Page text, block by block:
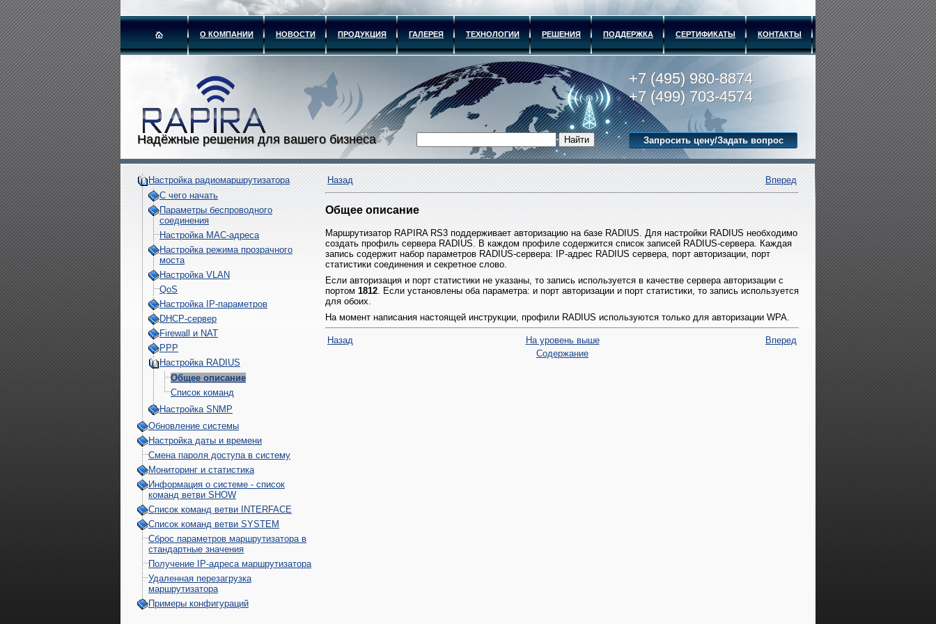
О КОМПАНИИ НОВОСТИ ПРОДУКЦИЯ ГАЛЕРЕЯ ТЕХНОЛОГИИ РЕШЕНИЯ ПОДДЕРЖКА СЕРТИФИКАТЫ КОНТАКТЫ
Надёжные решения для вашего бизнеса
+7 (495) 980-8874
+7 (499) 703-4574
Запросить цену/Задать вопрос
Настройка радиомаршрутизатора
С чего начать
Параметры беспроводного
соединения
Настройка МАС-адреса
Настройка режима прозрачного
моста
Настройка VLAN
QoS
Настройка IP-параметров
DHCP-сервер
Firewall и NAT
PPP
Настройка RADIUS
Общее описание
Список команд
Настройка SNMP
Обновление системы
Настройка даты и времени
Смена пароля доступа в систему
Мониторинг и статистика
Информация о системе - cписок
команд ветви SHOW
Список команд ветви INTERFACE
Список команд ветви SYSTEM
Сброс параметров маршрутизатора в
стандартные значения
Получение IP-адреса маршрутизатора
Удаленная перезагрузка
маршрутизатора
Примеры конфигураций
Назад Вперед
Общее описание
Маршрутизатор RAPIRA RS3 поддерживает авторизацию на базе RADIUS. Для настройки RADIUS необходимо
создать профиль сервера RADIUS. В каждом профиле содержится список записей RADIUS-сервера. Каждая
запись содержит набор параметров RADIUS-сервера: IP-адрес RADIUS сервера, порт авторизации, порт
статистики соединения и секретное слово.
Если авторизация и порт статистики не указаны, то запись используется в качестве сервера авторизации с
портом 1812 . Если установлены оба параметра: и порт авторизации и порт статистики, то запись используется
для обоих.
На момент написания настоящей инструкции, профили RADIUS используются только для авторизации WPA.
Назад На уровень выше
Вперед
Содержание